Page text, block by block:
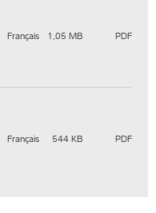
Français 1,05 MB PDF
Français 544 KB PDF